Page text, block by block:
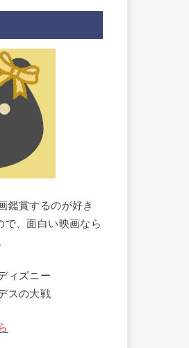
鑑賞するのが好き
で、面白い映画なら
ィズニー
スの大戦